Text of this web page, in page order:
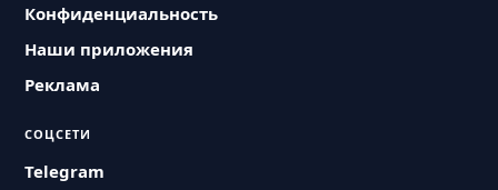
Конфиденциальность
Наши приложения
Реклама
СОЦСЕТИ
Telegram